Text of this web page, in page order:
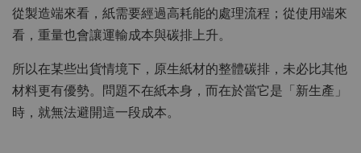
從製造端來看，紙需要經過高耗能的處理流程；從使用端來
看，重量也會讓運輸成本與碳排上升。
所以在某些出貨情境下，原生紙材的整體碳排，未必比其他
材料更有優勢。問題不在紙本身，而在於當它是「新生產」
時，就無法避開這一段成本。